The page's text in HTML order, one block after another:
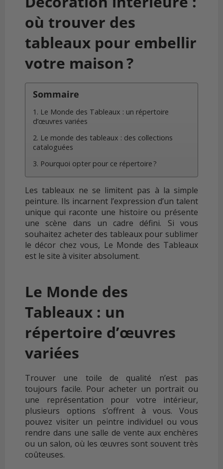
où trouver des
tableaux pour embellir
votre maison ?
Sommaire
1. Le Monde des Tableaux : un répertoire
d’œuvres variées
2. Le monde des tableaux : des collections
cataloguées
3. Pourquoi opter pour ce répertoire ?
Les tableaux ne se limitent pas à la simple
peinture. Ils incarnent l’expression d’un talent
unique qui raconte une histoire ou présente
une scène dans un cadre défini. Si vous
souhaitez acheter des tableaux pour sublimer
le décor chez vous, Le Monde des Tableaux
est le site à visiter absolument.
Le Monde des
Tableaux : un
répertoire d’œuvres
variées
Trouver une toile de qualité n’est pas
toujours facile. Pour acheter un portrait ou
une représentation pour votre intérieur,
plusieurs options s’offrent à vous. Vous
pouvez visiter un peintre individuel ou vous
rendre dans une salle de vente aux enchères
ou un salon, où les œuvres sont souvent très
coûteuses.